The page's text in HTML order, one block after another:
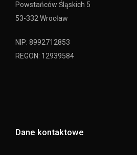
Powstańców Śląskich 5
53-332 Wrocław
NIP: 8992712853
REGON: 12939584
Dane kontaktowe